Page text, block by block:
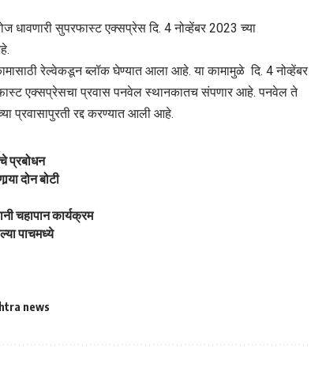
धावणारी सुपरफास्ट एक्सप्रेस दि. 4 नोव्हेंबर 2023 च्या
कामासाठी रेल्वेकडून ब्लॉक घेण्यात आला आहे. या कामामुळे दि. 4 नोव्हेंबर
एक्सप्रेसचा प्रवास पनवेल स्थानकातच संपणार आहे. पनवेल ते
प्रवासापुरती रद्द करण्यात आली आहे.
प्रबोधन
दोन बोटी
चहापान कार्यक्रम
पाचमध्ये
news